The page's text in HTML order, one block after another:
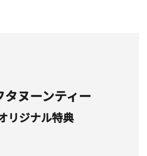
タヌーンティー
リジナル特典